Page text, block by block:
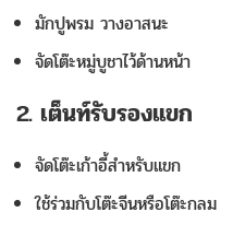
มักปูพรม วางอาสนะ
จัดโต๊ะหมู่บูชาไว้ด้านหน้า
2. เต็นท์รับรองแขก
จัดโต๊ะเก้าอี้สำหรับแขก
ใช้ร่วมกับโต๊ะจีนหรือโต๊ะกลม